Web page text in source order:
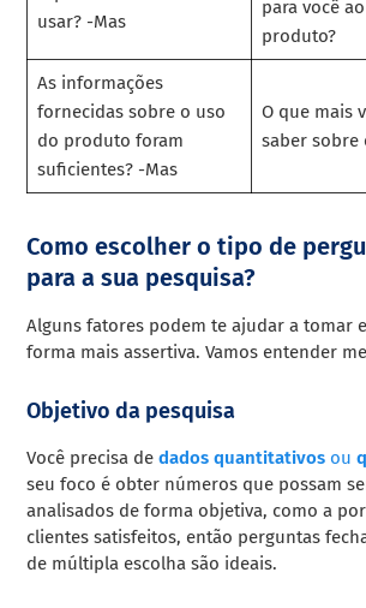
usar? -Mas
para você
produto?
As informações
fornecidas sobre o uso
do produto foram
suficientes? -Mas
O que mais
saber sobre
Como escolher o tipo de
para a sua pesquisa?
Alguns fatores podem te ajudar a tomar
forma mais assertiva. Vamos entender
Objetivo da pesquisa
Você precisa dedados quantitativos ou
seu foco é obter números que possam
analisados de forma objetiva, como a
clientes satisfeitos, então perguntas
de múltipla escolha são ideais.